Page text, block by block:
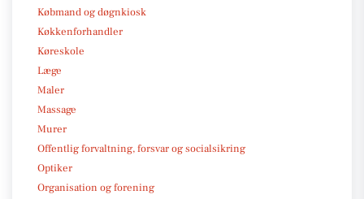
Købmand og døgnkiosk
Køkkenforhandler
Køreskole
Læge
Maler
Massage
Murer
Offentlig forvaltning, forsvar og socialsikring
Optiker
Organisation og forening